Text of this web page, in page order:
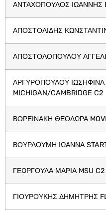
ΑΝΤΑΧΟΠΟΥΛΟΣ ΙΩΑΝΝΗΣ
ΑΠΟΣΤΟΛΙΔΗΣ
ΑΠΟΣΤΟΛΟΠΟΥΛΟΥ
ΑΡΓΥΡΟΠΟΥΛΟΥ ΙΩΣΗΦΙΝΑ
MICHIGAN/CAMBRIDGE C2
ΒΟΡΕΙΝΑΚΗ ΘΕΟΔΩΡΑ
ΒΟΥΡΛΟΥΜΗ ΙΩΑΝΝΑ
ΓΕΩΡΓΟΥΛΑ ΜΑΡΙΑ MSU C2
ΓΙΟΥΡΟΥΚΗΣ ΔΗΜΗΤΡΗΣ